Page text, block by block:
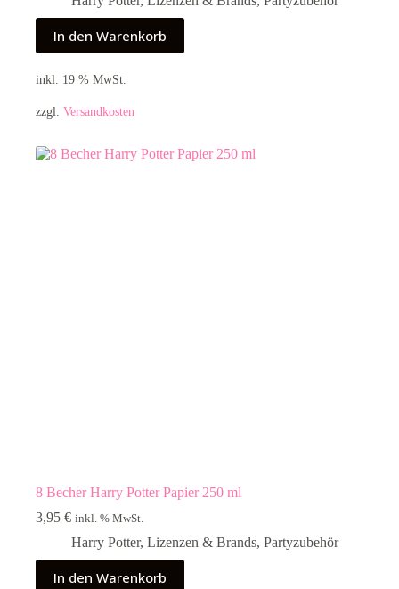
In den Warenkorb
inkl. 19 % MwSt.
zzgl. Versandkosten
8 Becher Harry Potter Papier 250 ml
3,95 € inkl. % MwSt.
Harry Potter, Lizenzen & Brands, Partyzubehör
In den Warenkorb